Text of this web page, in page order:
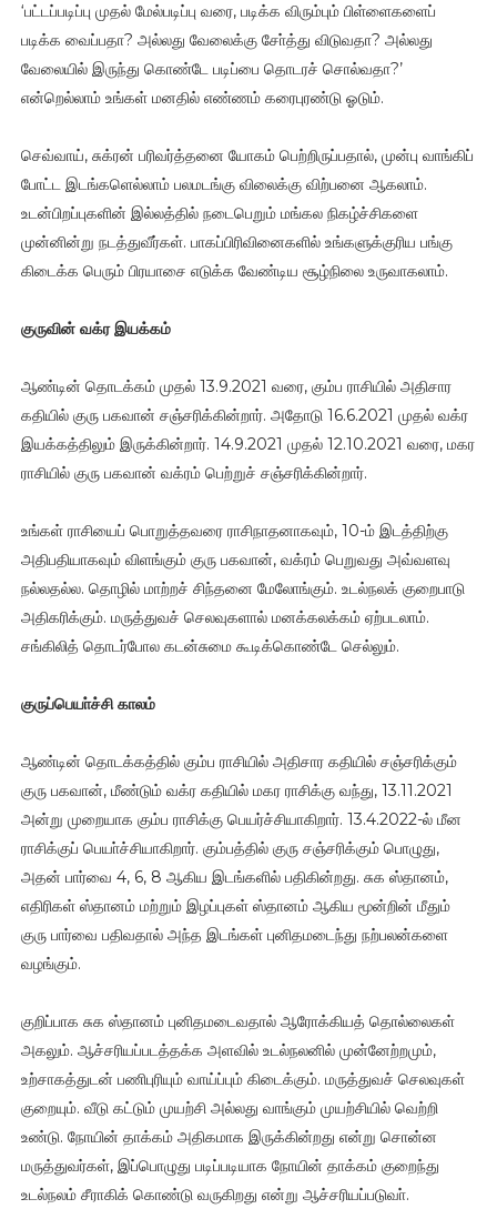
‘பட்டப்படிப்பு முதல் மேல்படிப்பு வரை, படிக்க விரும்பும் பிள்ளைகளைப்
படிக்க வைப்பதா? அல்லது வேலைக்கு சோ்த்து விடுவதா? அல்லது
வேலையில் இருந்து கொண்டே படிப்பை தொடரச் சொல்வதா?’
என்றெல்லாம் உங்கள் மனதில் எண்ணம் கரைபுரண்டு ஓடும்.
செவ்வாய், சுக்ரன் பரிவர்த்தனை யோகம் பெற்றிருப்பதால், முன்பு வாங்கிப்
போட்ட இடங்களெல்லாம் பலமடங்கு விலைக்கு விற்பனை ஆகலாம்.
உடன்பிறப்புகளின் இல்லத்தில் நடைபெறும் மங்கல நிகழ்ச்சிகளை
முன்னின்று நடத்துவீர்கள். பாகப்பிரிவினைகளில் உங்களுக்குரிய பங்கு
கிடைக்க பெரும் பிரயாசை எடுக்க வேண்டிய சூழ்நிலை உருவாகலாம்.
குருவின் வக்ர இயக்கம்
ஆண்டின் தொடக்கம் முதல் 13.9.2021 வரை, கும்ப ராசியில் அதிசார
கதியில் குரு பகவான் சஞ்சரிக்கின்றார். அதோடு 16.6.2021 முதல் வக்ர
இயக்கத்திலும் இருக்கின்றார். 14.9.2021 முதல் 12.10.2021 வரை, மகர
ராசியில் குரு பகவான் வக்ரம் பெற்றுச் சஞ்சரிக்கின்றார்.
உங்கள் ராசியைப் பொறுத்தவரை ராசிநாதனாகவும், 10-ம் இடத்திற்கு
அதிபதியாகவும் விளங்கும் குரு பகவான், வக்ரம் பெறுவது அவ்வளவு
நல்லதல்ல. தொழில் மாற்றச் சிந்தனை மேலோங்கும். உடல்நலக் குறைபாடு
அதிகரிக்கும். மருத்துவச் செலவுகளால் மனக்கலக்கம் ஏற்படலாம்.
சங்கிலித் தொடர்போல கடன்சுமை கூடிக்கொண்டே செல்லும்.
குருப்பெயா்ச்சி காலம்
ஆண்டின் தொடக்கத்தில் கும்ப ராசியில் அதிசார கதியில் சஞ்சரிக்கும்
குரு பகவான், மீண்டும் வக்ர கதியில் மகர ராசிக்கு வந்து, 13.11.2021
அன்று முறையாக கும்ப ராசிக்கு பெயர்ச்சியாகிறார். 13.4.2022-ல் மீன
ராசிக்குப் பெயா்ச்சியாகிறார். கும்பத்தில் குரு சஞ்சரிக்கும் பொழுது,
அதன் பார்வை 4, 6, 8 ஆகிய இடங்களில் பதிகின்றது. சுக ஸ்தானம்,
எதிரிகள் ஸ்தானம் மற்றும் இழப்புகள் ஸ்தானம் ஆகிய மூன்றின் மீதும்
குரு பார்வை பதிவதால் அந்த இடங்கள் புனிதமடைந்து நற்பலன்களை
வழங்கும்.
குறிப்பாக சுக ஸ்தானம் புனிதமடைவதால் ஆரோக்கியத் தொல்லைகள்
அகலும். ஆச்சரியப்படத்தக்க அளவில் உடல்நலனில் முன்னேற்றமும்,
உற்சாகத்துடன் பணிபுரியும் வாய்ப்பும் கிடைக்கும். மருத்துவச் செலவுகள்
குறையும். வீடு கட்டும் முயற்சி அல்லது வாங்கும் முயற்சியில் வெற்றி
உண்டு. நோயின் தாக்கம் அதிகமாக இருக்கின்றது என்று சொன்ன
மருத்துவர்கள், இப்பொழுது படிப்படியாக நோயின் தாக்கம் குறைந்து
உடல்நலம் சீராகிக் கொண்டு வருகிறது என்று ஆச்சரியப்படுவா்.